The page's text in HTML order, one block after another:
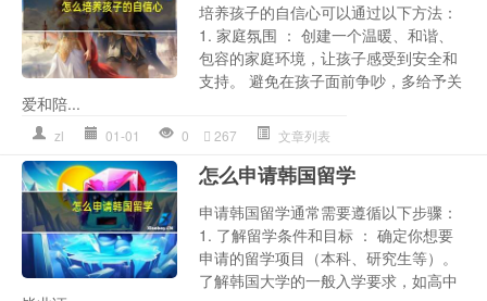
培养孩子的自信心可以通过以下方法：
1. 家庭氛围 ： 创建一个温暖、和谐、
包容的家庭环境，让孩子感受到安全和
支持。 避免在孩子面前争吵，多给予关
爱和陪...
zl 01-01 0 267 文章列表
怎么申请韩国留学
申请韩国留学通常需要遵循以下步骤：
1. 了解留学条件和目标 ： 确定你想要
申请的留学项目（本科、研究生等）。
了解韩国大学的一般入学要求，如高中